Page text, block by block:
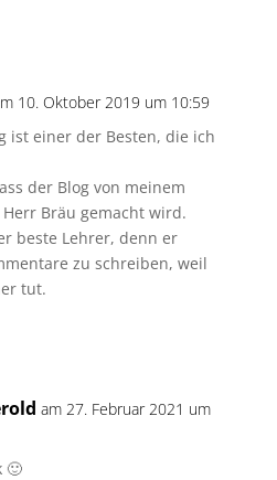
10. Oktober 2019 um 10:59
ist einer der Besten, die ich
der Blog von meinem
Bräu gemacht wird.
beste Lehrer, denn er
zu schreiben, weil
tut.
am 27. Februar 2021 um
🙂